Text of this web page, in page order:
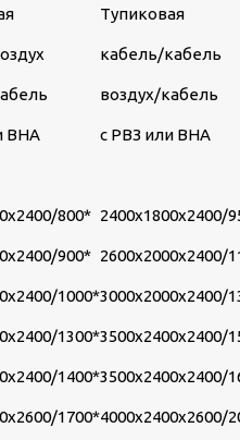
Тупиковая
ВНА
кабель/кабель
воздух/кабель
с РВЗ или ВНА
800* 2400х1800х2400/
900* 2600х2000х2400/
1000*3000х2000х2400/
1300*3500х2400х2400/
1400*3500х2400х2400/
1700*4000х2400х2600/